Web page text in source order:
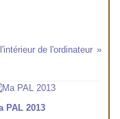
de l'ordinateur
PAL 2013